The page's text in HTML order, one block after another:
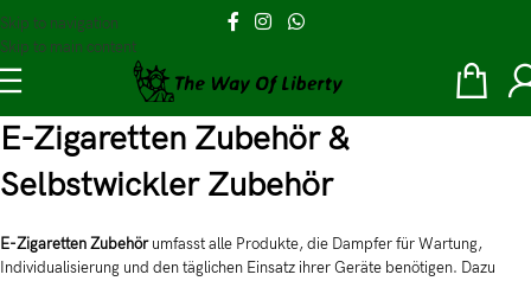
Skip to navigation
Skip to main content
E-Zigaretten Zubehör &
Selbstwickler Zubehör
E-Zigaretten Zubehörumfasst alle Produkte, die Dampfer für Wartung,
Individualisierung und den täglichen Einsatz ihrer Geräte benötigen. Dazu